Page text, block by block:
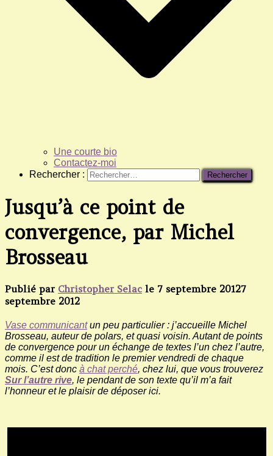
Une courte bio
Contactez-moi
Rechercher :
Jusqu’à ce point de
convergence, par Michel
Brosseau
Publié par Christopher Selac le 7 septembre 20127
septembre 2012
Vase communicantun peu particulier : j’accueille Michel
Brosseau, auteur de polars, et quasi voisin. Autant de points
de convergence pour un échange de textes l’un chez l’autre,
comme il est de tradition le premier vendredi de chaque
mois. C’est donc à chat perché, chez lui, que vous trouverez
Sur l’autre rive, le pendant de son texte qu’il m’a fait
l’honneur et le plaisir de déposer ici.